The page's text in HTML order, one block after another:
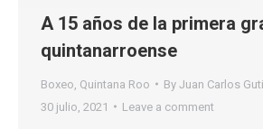
A 15 años de la primera
quintanarroense
Boxeo Quintana Roo By Juan Carlos
30 julio, 2021
Leave a comment